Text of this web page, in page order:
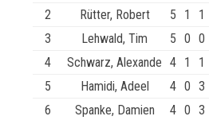
2
Rütter, Robert 5 1 1
3
Lehwald, Tim 5 0 0
4
Schwarz, Alexande 4 1 1
5
Hamidi, Adeel 4 0 3
6
Spanke, Damien 4 0 3